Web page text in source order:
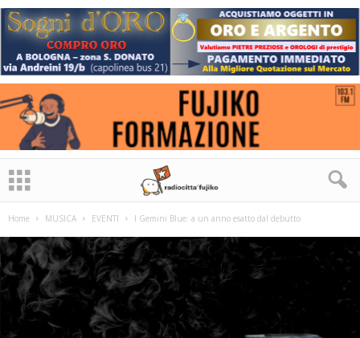
Home MUSICA EVENTI I Gemini Blue: a un anno esatto dal debutto